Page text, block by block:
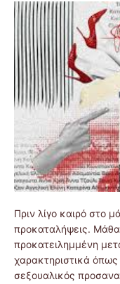
Πριν λίγο καιρό στο
προκαταλήψεις.
προκατειλημμένη
χαρακτηριστικά
σεξουαλικός